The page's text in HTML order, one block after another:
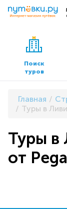
Сервисы
Трансфер
Поиск
туров
Главная
Туры в
Туры в
от